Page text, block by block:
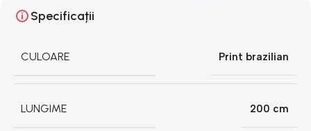
Specificații
CULOARE Print brazilian
LUNGIME 200 cm